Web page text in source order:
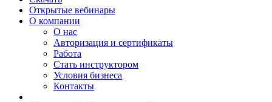
Открытые вебинары
О компании
О нас
Авторизация и сертификаты
Работа
Стать инструктором
Условия бизнеса
Контакты